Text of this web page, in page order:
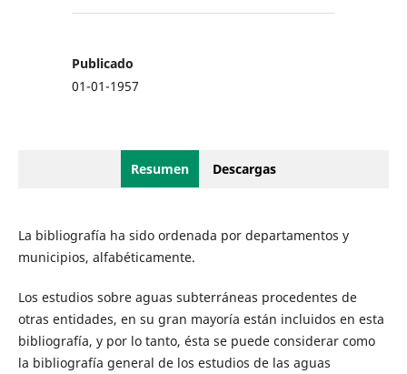
Publicado
01-01-1957
Resumen Descargas
La bibliografía ha sido ordenada por departamentos y
municipios, alfabéticamente.
Los estudios sobre aguas subterráneas procedentes de
otras entidades, en su gran mayoría están incluidos en esta
bibliografía, y por lo tanto, ésta se puede considerar como
la bibliografía general de los estudios de las aguas